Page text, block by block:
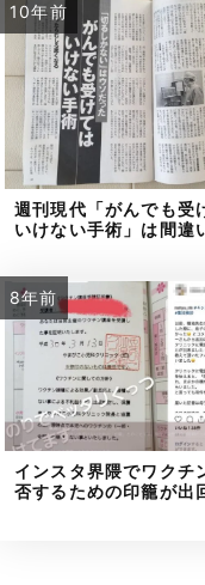
10年前
週刊現代「がんでも受
いけない手術」は間違
8年前
インスタ界隈でワクチ
否するための印籠が出